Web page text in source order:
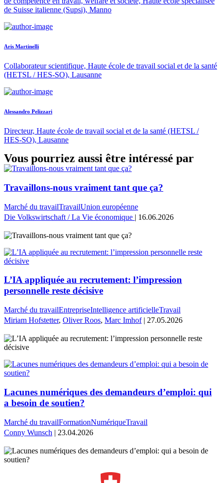
de Suisse italienne (Supsi), Manno
Aris Martinelli
Collaborateur scientifique, Haute école de travail social et de la santé
(HETSL / HES-SO), Lausanne
Alessandro Pelizzari
Directeur, Haute école de travail social et de la santé (HETSL /
HES-SO), Lausanne
Vous pourriez aussi être intéressé par
Travaillons-nous vraiment tant que ça?
Marché du travailTravailUnion européenne
Die Volkswirtschaft / La Vie économique | 16.06.2026
L’IA appliquée au recrutement: l’impression
personnelle reste décisive
Marché du travailEntrepriseIntelligence artificielleTravail
Miriam Hofstetter, Oliver Roos, Marc Imhof| 27.05.2026
Lacunes numériques des demandeurs d’emploi: qui
a besoin de soutien?
Marché du travailFormationNumériqueTravail
Conny Wunsch | 23.04.2026